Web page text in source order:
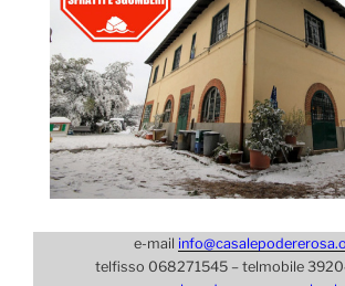
e-mail
telfisso 068271545 – telmobile